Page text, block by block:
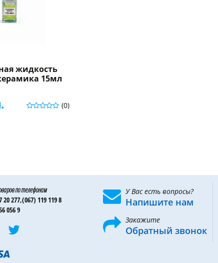
жидкость
15мл
(0)
по телефонам
20 277,(067) 119 119 8
056 9
У Вас есть вопросы?
Напишите нам
Закажите
Обратный звонок